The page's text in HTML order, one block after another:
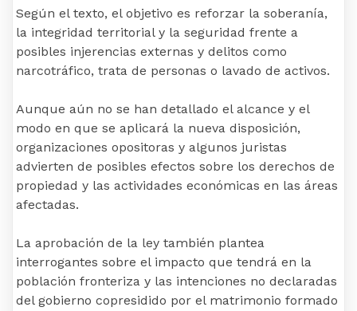
Según el texto, el objetivo es reforzar la soberanía,
la integridad territorial y la seguridad frente a
posibles injerencias externas y delitos como
narcotráfico, trata de personas o lavado de activos.
Aunque aún no se han detallado el alcance y el
modo en que se aplicará la nueva disposición,
organizaciones opositoras y algunos juristas
advierten de posibles efectos sobre los derechos de
propiedad y las actividades económicas en las áreas
afectadas.
La aprobación de la ley también plantea
interrogantes sobre el impacto que tendrá en la
población fronteriza y las intenciones no declaradas
del gobierno copresidido por el matrimonio formado